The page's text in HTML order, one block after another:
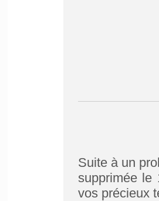
Suite à un
supprimée le
vos précieux